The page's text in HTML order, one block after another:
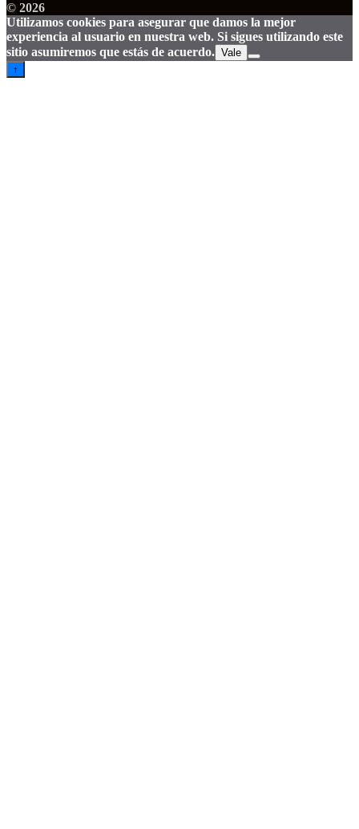
© 2026
Utilizamos cookies para asegurar que damos la mejor
experiencia al usuario en nuestra web. Si sigues utilizando este
sitio asumiremos que estás de acuerdo. Vale
↑